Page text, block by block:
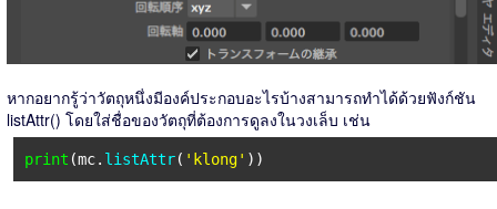
หากอยากรู้ว่าวัตถุหนึ่งมีองค์ประกอบอะไรบ้างสามารถทำได้ด้วยฟังก์ชัน
listAttr() โดยใส่ชื่อของวัตถุที่ต้องการดูลงในวงเล็บ เช่น
print (mc. listAttr( 'klong' ))